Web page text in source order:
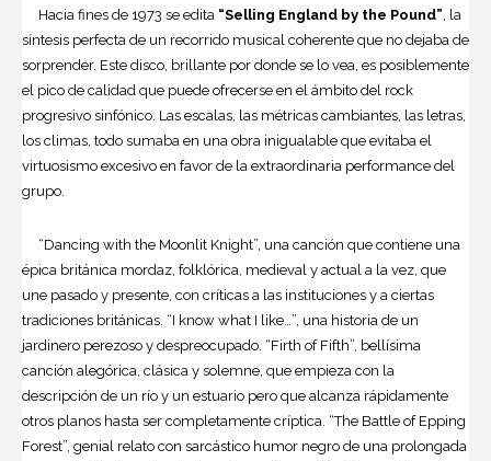
Hacia fines de 1973 se edita “Selling England by the Pound”, la
síntesis perfecta de un recorrido musical coherente que no dejaba de
sorprender. Este disco, brillante por donde se lo vea, es posiblemente
el pico de calidad que puede ofrecerse en el ámbito del rock
progresivo sinfónico. Las escalas, las métricas cambiantes, las letras,
los climas, todo sumaba en una obra inigualable que evitaba el
virtuosismo excesivo en favor de la extraordinaria performance del
grupo.
“Dancing with the Moonlit Knight”, una canción que contiene una
épica británica mordaz, folklórica, medieval y actual a la vez, que
une pasado y presente, con críticas a las instituciones y a ciertas
tradiciones británicas. “I know what I like…”, una historia de un
jardinero perezoso y despreocupado. “Firth of Fifth”, bellísima
canción alegórica, clásica y solemne, que empieza con la
descripción de un río y un estuario pero que alcanza rápidamente
otros planos hasta ser completamente críptica. “The Battle of Epping
Forest”, genial relato con sarcástico humor negro de una prolongada